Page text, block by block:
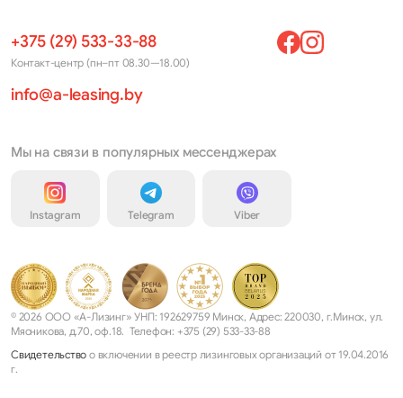
+375 (29) 533-33-88
Контакт-центр (пн–пт 08.30—18.00)
info@a-leasing.by
Мы на связи в популярных мессенджерах
Instagram Telegram Viber
© 2026 ООО «А-Лизинг» УНП: 192629759 Минск, Адрес: 220030, г.Минск, ул.
Мясникова, д.70, оф.18. Телефон: +375 (29) 533-33-88
Свидетельство о включении в реестр лизинговых организаций от 19.04.2016
г.